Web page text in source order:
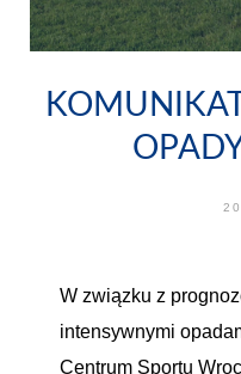
W związku z
intensywnymi
Centrum Sportu